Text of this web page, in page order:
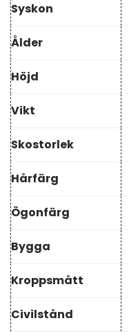
Syskon
Ålder
Höjd
Vikt
Skostorlek
Hårfärg
Ögonfärg
Bygga
Kroppsmått
Civilstånd